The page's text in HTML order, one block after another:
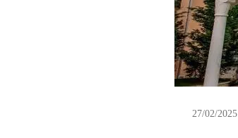
27/02/2025